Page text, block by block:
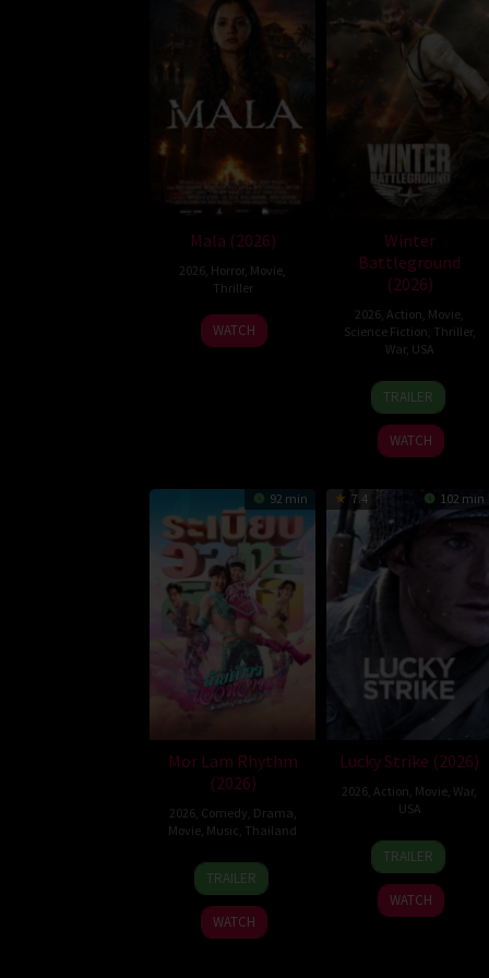
Mala (2026)
2026 Horror, Movie
Thriller
10
Jul
Trishul
Thejasvi
WATCH
Winter
Battleground
(2026)
2026 Action Movie
Science Fiction Thriller,
War, USA
7
Apr
2026
David
Christopher
Pitt
TRAILER
WATCH
92 min
Mor Lam Rhythm
(2026)
2026, Comedy Drama
Movie Music Thailand
19
Mar
2026
Thananat
Sukchareon
TRAILER
WATCH
7.4 102 min
Lucky Strike (2026)
2026 Action Movie War,
USA
26
Jun
2026
Rod
Lurie
TRAILER
WATCH